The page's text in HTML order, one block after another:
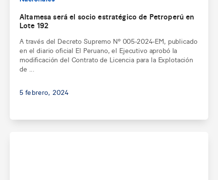
Altamesa será el socio estratégico de Petroperú en
Lote 192
A través del Decreto Supremo Nº 005-2024-EM, publicado
en el diario oficial El Peruano, el Ejecutivo aprobó la
modificación del Contrato de Licencia para la Explotación
de ...
5 febrero, 2024